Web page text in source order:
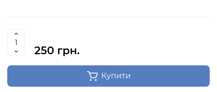
250 грн.
Купити